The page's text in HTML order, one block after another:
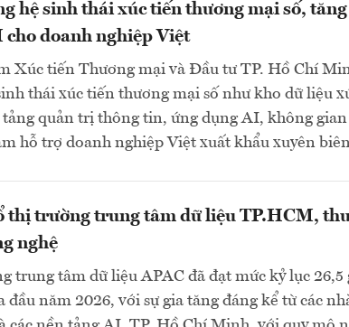
hệ sinh thái xúc tiến thương mại số,
cho doanh nghiệp Việt
Xúc tiến Thương mại và Đầu tư TP. Hồ Chí
thái xúc tiến thương mại số như kho dữ liệu
quản trị thông tin, ứng dụng AI, không
hỗ trợ doanh nghiệp Việt xuất khẩu xuyên
thị trường trung tâm dữ liệu TP.HCM, thu
nghệ
trung tâm dữ liệu APAC đã đạt mức kỷ lục 26,5
đầu năm 2026, với sự gia tăng đáng kể từ các